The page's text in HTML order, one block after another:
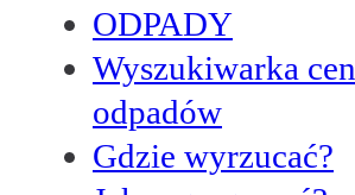
ODPADY
Wyszukiwarka cen
odpadów
Gdzie wyrzucać?